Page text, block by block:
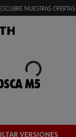
NUESTRAS
Loading...
M5
VERSIONES